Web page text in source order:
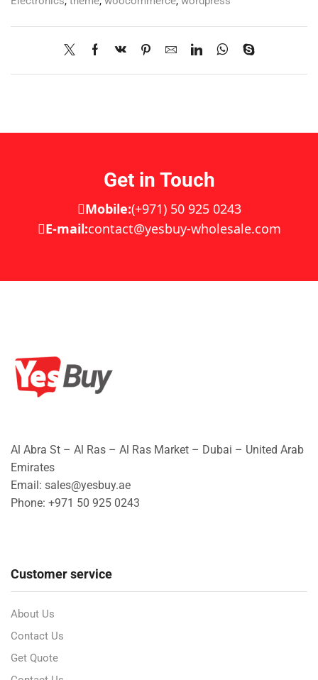
Get in Touch
Mobile:(+971) 50 925 0243
E-mail:contact@yesbuy-wholesale.com
Al Abra St – Al Ras – Al Ras Market – Dubai – United Arab
Emirates
Email: sales@yesbuy.ae
Phone: +971 50 925 0243
Customer service
About Us
Contact Us
Get Quote